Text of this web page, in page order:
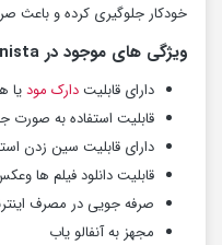
خودکار جلوگیری کرده و باعث
ویژگی های موجود در Sunista :
دارای قابلیتدارک مودیا
قابلیت استفاده به صورت
دارای قابلیت سین زدن
قابلیت دانلود فیلم ها
صرفه جویی در مصرف
مجهز به آنفالو یاب